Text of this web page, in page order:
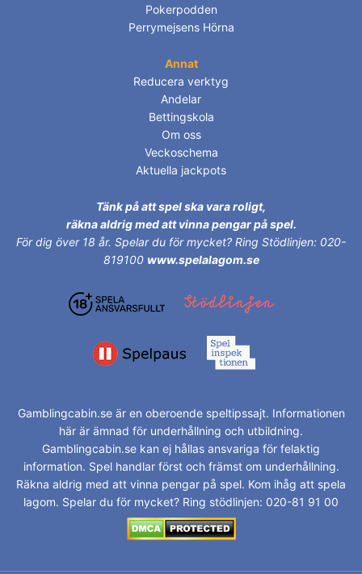
Pokerpodden
Perrymejsens Hörna
Annat
Reducera verktyg
Andelar
Bettingskola
Om oss
Veckoschema
Aktuella jackpots
Tänk på att spel ska vara roligt,
räkna aldrig med att vinna pengar på spel.
För dig över 18 år. Spelar du för mycket? Ring Stödlinjen: 020-
819100 www.spelalagom.se
Gamblingcabin.se är en oberoende speltipssajt. Informationen
här är ämnad för underhållning och utbildning.
Gamblingcabin.se kan ej hållas ansvariga för felaktig
information. Spel handlar först och främst om underhållning.
Räkna aldrig med att vinna pengar på spel. Kom ihåg att spela
lagom. Spelar du för mycket? Ring stödlinjen: 020-81 91 00